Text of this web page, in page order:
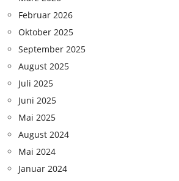
Februar 2026
Oktober 2025
September 2025
August 2025
Juli 2025
Juni 2025
Mai 2025
August 2024
Mai 2024
Januar 2024